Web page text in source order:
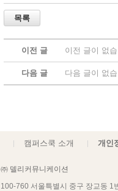
이전 글 이전 글이 없
다음 글 다음 글이 없
캠퍼스쿡 소개 개인
㈜ 델리커뮤니케이션
100-760 서울특별시 중구 장교동 1